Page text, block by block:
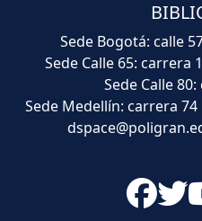
Sede Bogotá: calle
Sede Calle 65: carrera
Sede Calle
Sede Medellín: carrera